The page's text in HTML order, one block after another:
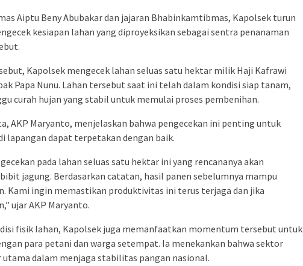
Aiptu Beny Abubakar dan jajaran Bhabinkamtibmas, Kapolsek turun
kesiapan lahan yang diproyeksikan sebagai sentra penanaman
Kapolsek mengecek lahan seluas satu hektar milik Haji Kafrawi
Papa Nunu. Lahan tersebut saat ini telah dalam kondisi siap tanam,
curah hujan yang stabil untuk memulai proses pembenihan.
AKP Maryanto, menjelaskan bahwa pengecekan ini penting untuk
lapangan dapat terpetakan dengan baik.
pada lahan seluas satu hektar ini yang rencananya akan
jagung. Berdasarkan catatan, hasil panen sebelumnya mampu
Kami ingin memastikan produktivitas ini terus terjaga dan jika
ujar AKP Maryanto.
fisik lahan, Kapolsek juga memanfaatkan momentum tersebut untuk
para petani dan warga setempat. Ia menekankan bahwa sektor
dalam menjaga stabilitas pangan nasional.